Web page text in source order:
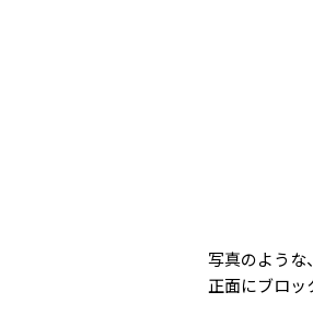
写真のような
正面にブロッ